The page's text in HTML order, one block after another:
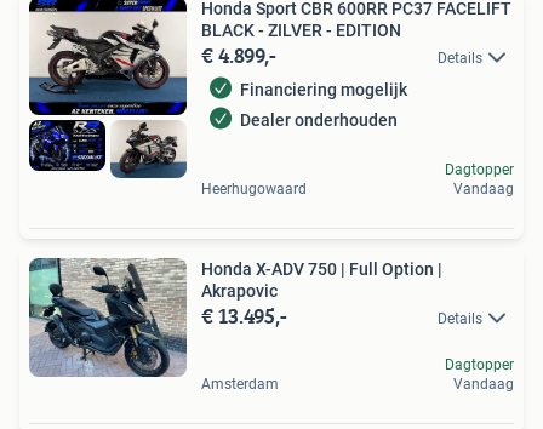
Honda Sport CBR 600RR PC37 FACELIFT
BLACK - ZILVER - EDITION
€ 4.899,- Details
Financiering mogelijk
Dealer onderhouden
Heerhugowaard
Dagtopper
Vandaag
Honda X-ADV 750 | Full Option |
Akrapovic
€ 13.495,- Details
Amsterdam
Dagtopper
Vandaag